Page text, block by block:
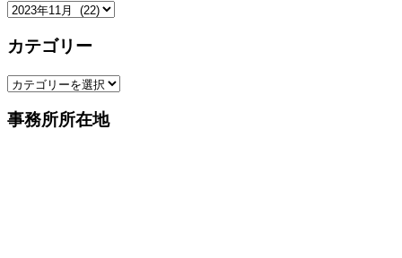
ア
カ
ブ
カテゴリー
カ
ゴ
事務所所在地